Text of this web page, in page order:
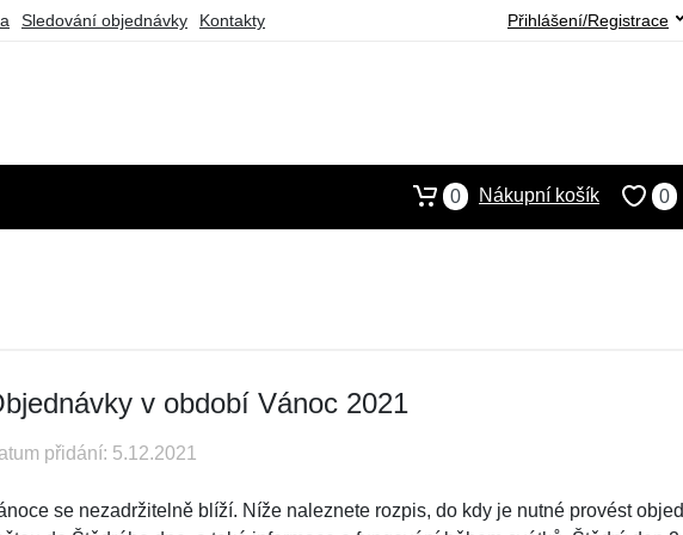
Sledování objednávky Kontakty Přihlášení/Registrace
0
0 Nákupní košík
v období Vánoc 2021
přidání: 5.12.2021
se nezadržitelně blíží. Níže naleznete rozpis, do kdy je nutné provést